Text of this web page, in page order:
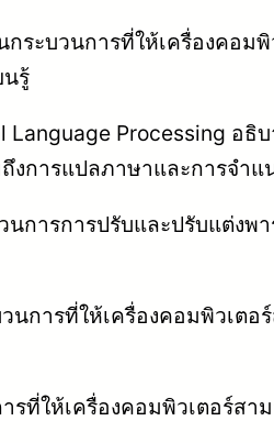
ระบวนการที่ให้เครื่องคอม
นรู้
Language Processing อธิ
งการแปลภาษาและการจำแ
การการปรับและปรับแต่งพ
การที่ให้เครื่องคอมพิวเตอ
รที่ให้เครื่องคอมพิวเตอร์สา